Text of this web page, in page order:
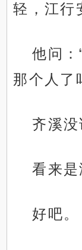
轻，江行
他问：
那个人了
齐溪没
看来是
好吧。